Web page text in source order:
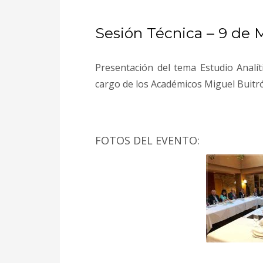
Sesión Técnica – 9 de
Presentación del tema Estudio
cargo de los Académicos Miguel
FOTOS DEL EVENTO: